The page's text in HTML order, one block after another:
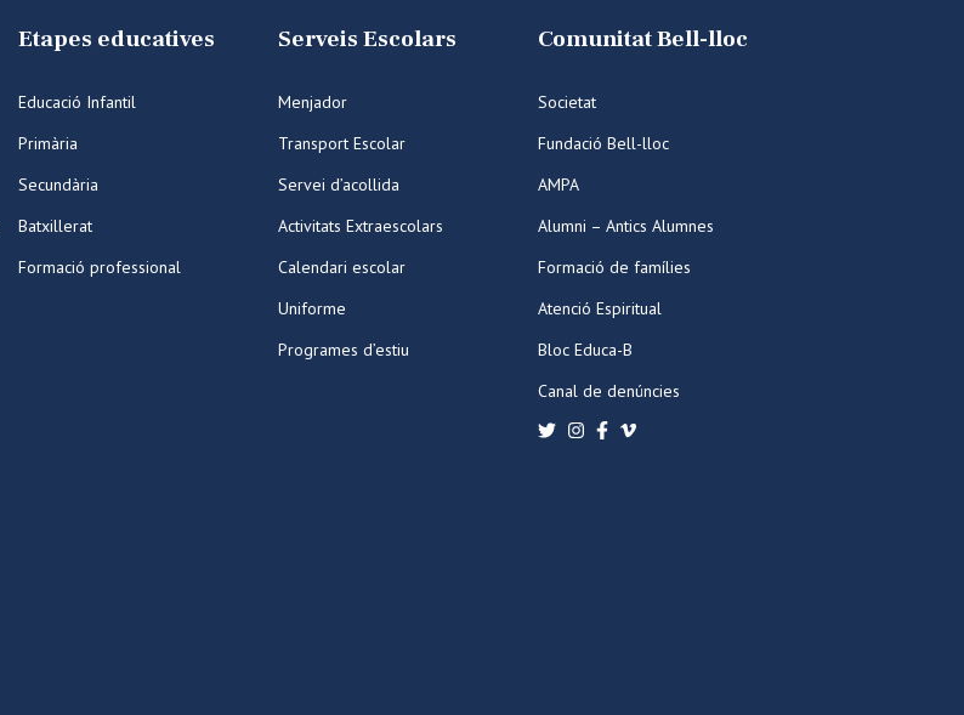
Etapes educatives
Educació Infantil
Primària
Secundària
Batxillerat
Formació professional
Serveis Escolars
Menjador
Transport Escolar
Servei d’acollida
Activitats Extraescolars
Calendari escolar
Uniforme
Programes d’estiu
Comunitat Bell-lloc
Societat
Fundació Bell-lloc
AMPA
Alumni – Antics Alumnes
Formació de famílies
Atenció Espiritual
Bloc Educa-B
Canal de denúncies